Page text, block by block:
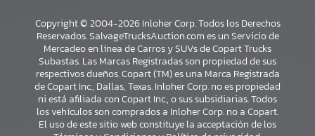
×
Copyright © 2004-2026 Inloher Corp. Todos los Derechos
Reservados. SalvageTrucksAuction.com es un Servicio de
Mercadeo en línea de Carros y SUVs de Copart Trucks
Subastas. Las Marcas Registradas son propiedad de sus
respectivos dueños. Copart (TM) es una Marca Registrada
de Copart Inc., Dallas, Texas. Inloher Corp. no es propiedad
ni está afiliada con Copart Inc., o sus subsidiarias. Todos
los vehículos son comprados a Inloher Corp. no a Copart.
El uso de este sitio web constituye la acceptación de los